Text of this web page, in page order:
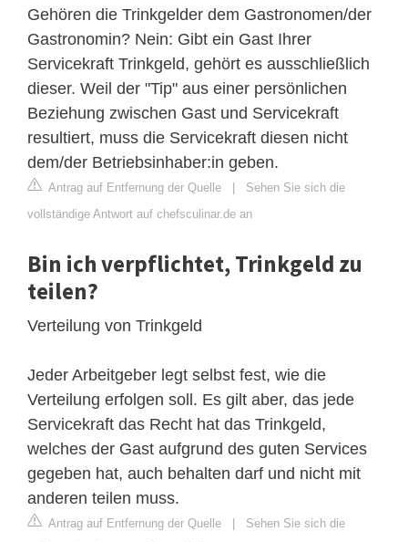
Gehören die Trinkgelder dem Gastronomen/der
Gastronomin? Nein: Gibt ein Gast Ihrer
Servicekraft Trinkgeld, gehört es ausschließlich
dieser. Weil der "Tip" aus einer persönlichen
Beziehung zwischen Gast und Servicekraft
resultiert, muss die Servicekraft diesen nicht
dem/der Betriebsinhaber:in geben.
Antrag auf Entfernung der Quelle
Sehen Sie sich die
vollständige Antwort auf chefsculinar.de an
Bin ich verpflichtet, Trinkgeld zu
teilen?
Verteilung von Trinkgeld
Jeder Arbeitgeber legt selbst fest, wie die
Verteilung erfolgen soll. Es gilt aber, das jede
Servicekraft das Recht hat das Trinkgeld,
welches der Gast aufgrund des guten Services
gegeben hat, auch behalten darf und nicht mit
anderen teilen muss.
Antrag auf Entfernung der Quelle
Sehen Sie sich die